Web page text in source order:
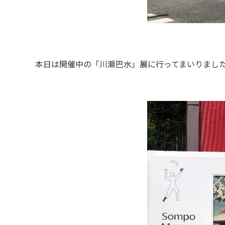
本日は開催中の「川瀬巴水」展に行ってまいりまし